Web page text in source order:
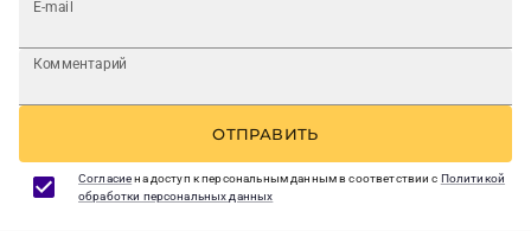
E-mail
Комментарий
ОТПРАВИТЬ
Согласиена доступ к персональным данным в соответствии с Политикой
обработки персональных данных